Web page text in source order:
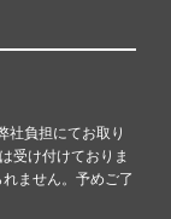
社負担にてお取り
受け付けておりま
ません。予めご了